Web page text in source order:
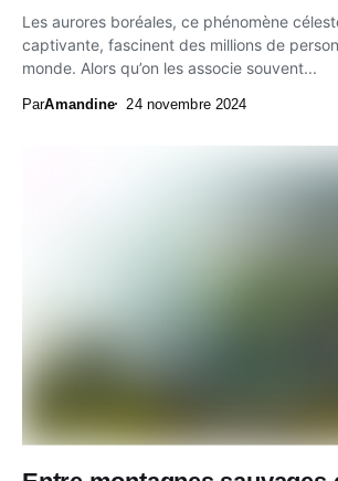
Les aurores boréales, ce phénomène
captivante, fascinent des millions de
monde. Alors qu’on les associe souvent...
ParAmandine 24 novembre 2024